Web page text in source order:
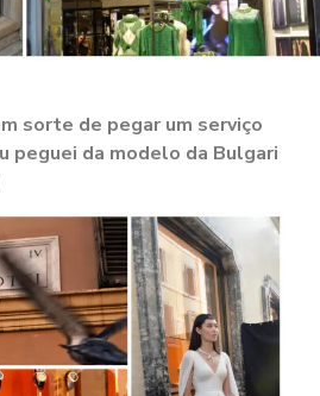
sorte de pegar um serviço
peguei da modelo da Bulgari